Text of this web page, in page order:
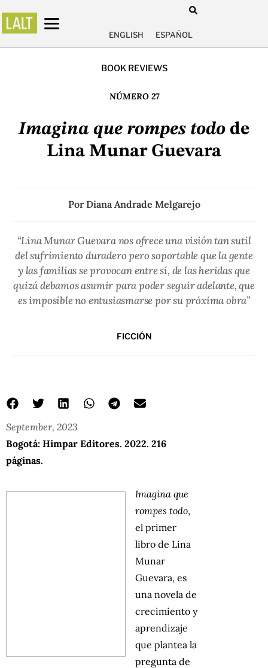
ENGLISH ESPAÑOL
BOOK REVIEWS
NÚMERO 27
Imagina que rompes todo de
Lina Munar Guevara
PorDiana Andrade Melgarejo
“Lina Munar Guevara nos ofrece una visión tan sutil
del sufrimiento duradero pero soportable que la gente
y las familias se provocan entre sí, de las heridas que
quizá debamos asumir para poder seguir adelante, que
es imposible no entusiasmarse por su próxima obra”
FICCIÓN
September, 2023
Bogotá: Himpar Editores. 2022. 216
páginas.
Imagina que
rompes todo,
el primer
libro de Lina
Munar
Guevara, es
una novela de
crecimiento y
aprendizaje
que plantea la
pregunta de